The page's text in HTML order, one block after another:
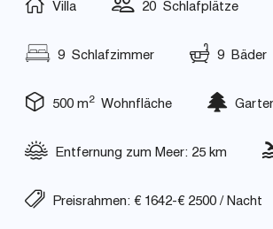
Villa 20 Schlafplätze
9 Schlafzimmer 9 Bäder
500 m2Wohnfläche
Entfernung zum Meer: 25 km
Preisrahmen: € 1642-€ 2500 / Nacht